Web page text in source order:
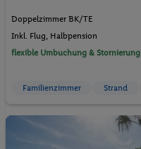
Doppelzimmer BK/TE
Inkl. Flug, Halbpension
flexible Umbuchung & Stornierung
Familienzimmer Strand